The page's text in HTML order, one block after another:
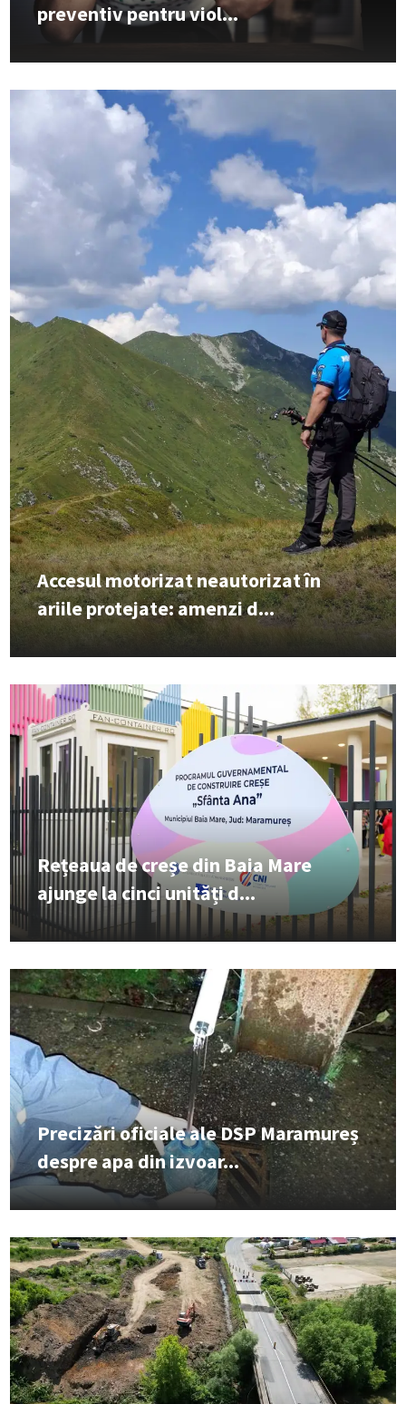
preventiv pentru viol...
Accesul motorizat neautorizat în
ariile protejate: amenzi d...
Rețeaua de creșe din Baia Mare
ajunge la cinci unități d...
Precizări oficiale ale DSP Maramureș
despre apa din izvoar...